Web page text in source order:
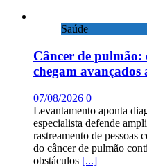
Saúde
Câncer de pulmão:
chegam avançados
07/08/2026 0
Levantamento aponta
especialista defende
rastreamento de pessoas
do câncer de pulmão
obstáculos [...]